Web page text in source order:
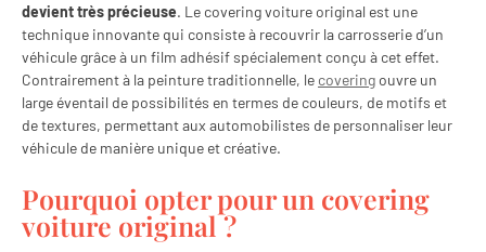
devient très précieuse. Le covering voiture original est une
technique innovante qui consiste à recouvrir la carrosserie d’un
véhicule grâce à un film adhésif spécialement conçu à cet effet.
Contrairement à la peinture traditionnelle, le covering ouvre un
large éventail de possibilités en termes de couleurs, de motifs et
de textures, permettant aux automobilistes de personnaliser leur
véhicule de manière unique et créative.
Pourquoi opter pour un covering
voiture original ?